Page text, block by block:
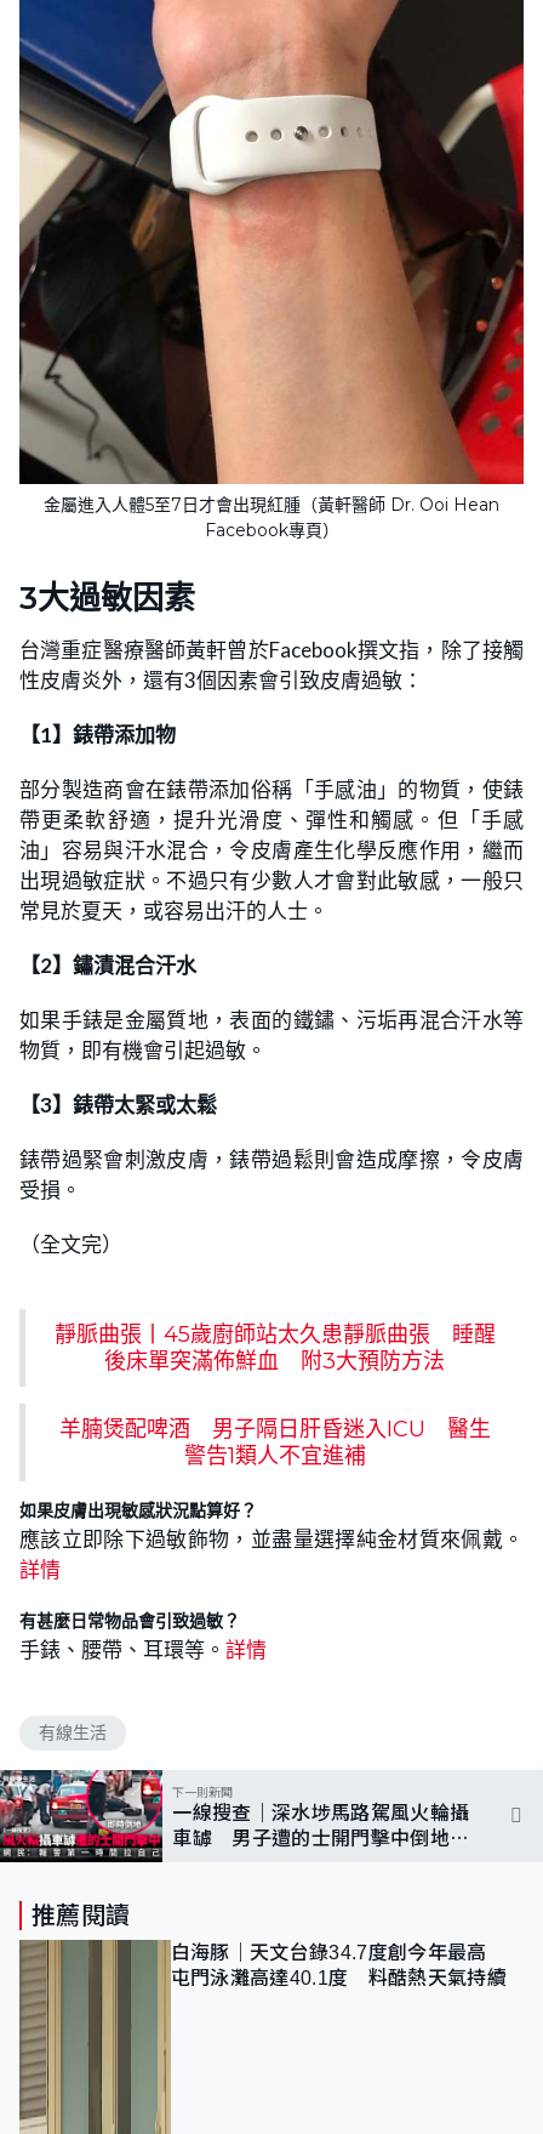
金屬進入人體5至7日才會出現紅腫（黃軒醫師 Dr. Ooi Hean
Facebook專頁）
3大過敏因素
台灣重症醫療醫師黃軒曾於Facebook撰文指，除了接觸
性皮膚炎外，還有3個因素會引致皮膚過敏：
【1】錶帶添加物
部分製造商會在錶帶添加俗稱「手感油」的物質，使錶
帶更柔軟舒適，提升光滑度、彈性和觸感。但「手感
油」容易與汗水混合，令皮膚產生化學反應作用，繼而
出現過敏症狀。不過只有少數人才會對此敏感，一般只
常見於夏天，或容易出汗的人士。
【2】鏽漬混合汗水
如果手錶是金屬質地，表面的鐵鏽、污垢再混合汗水等
物質，即有機會引起過敏。
【3】錶帶太緊或太鬆
錶帶過緊會刺激皮膚，錶帶過鬆則會造成摩擦，令皮膚
受損。
（全文完）
靜脈曲張丨45歲廚師站太久患靜脈曲張 睡醒
後床單突滿佈鮮血 附3大預防方法
羊腩煲配啤酒 男子隔日肝昏迷入ICU 醫生
警告1類人不宜進補
如果皮膚出現敏感狀況點算好？
應該立即除下過敏飾物，並盡量選擇純金材質來佩戴。
詳情
有甚麼日常物品會引致過敏？
手錶、腰帶、耳環等。 詳情
有線生活
下一則新聞
一線搜查｜深水埗馬路駕風火輪攝
車罅 男子遭的士開門擊中倒地
推薦閱讀
白海豚｜天文台錄34.7度創今年最高
屯門泳灘高達40.1度 料酷熱天氣持續